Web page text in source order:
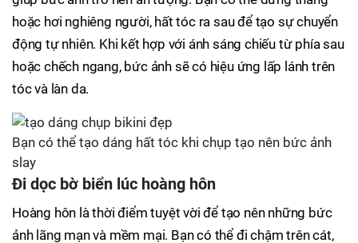
hoặc hơi nghiêng người, hất tóc ra sau để tạo sự chuyển
động tự nhiên. Khi kết hợp với ánh sáng chiếu từ phía sau
hoặc chếch ngang, bức ảnh sẽ có hiệu ứng lấp lánh trên
tóc và làn da.
Bạn có thể tạo dáng hất tóc khi chụp tạo nên bức ảnh
slay
Đi dọc bờ biển lúc hoàng hôn
Hoàng hôn là thời điểm tuyệt vời để tạo nên những bức
ảnh lãng mạn và mềm mại. Bạn có thể đi chậm trên cát,